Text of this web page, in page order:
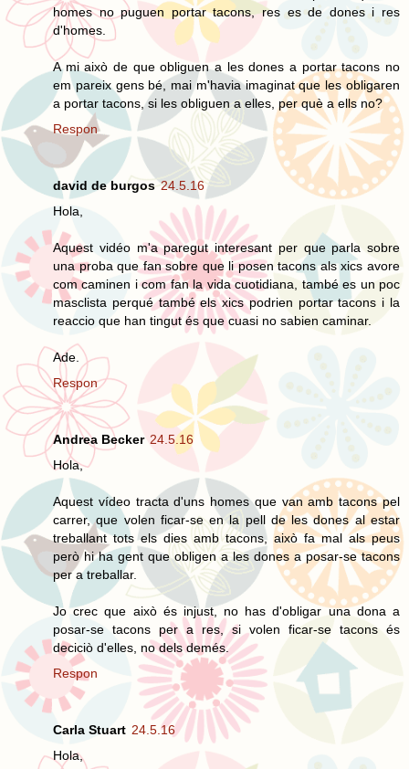
homes no puguen portar tacons, res es de dones i res
d'homes.
A mi això de que obliguen a les dones a portar tacons no
em pareix gens bé, mai m'havia imaginat que les obligaren
a portar tacons, si les obliguen a elles, per què a ells no?
Respon
david de burgos 24.5.16
Hola,
Aquest vidéo m'a paregut interesant per que parla sobre
una proba que fan sobre que li posen tacons als xics avore
com caminen i com fan la vida cuotidiana, també es un poc
masclista perqué també els xics podrien portar tacons i la
reaccio que han tingut és que cuasi no sabien caminar.
Ade.
Respon
Andrea Becker 24.5.16
Hola,
Aquest vídeo tracta d'uns homes que van amb tacons pel
carrer, que volen ficar-se en la pell de les dones al estar
treballant tots els dies amb tacons, això fa mal als peus
però hi ha gent que obligen a les dones a posar-se tacons
per a treballar.
Jo crec que això és injust, no has d'obligar una dona a
posar-se tacons per a res, si volen ficar-se tacons és
deciciò d'elles, no dels demés.
Respon
Carla Stuart 24.5.16
Hola,